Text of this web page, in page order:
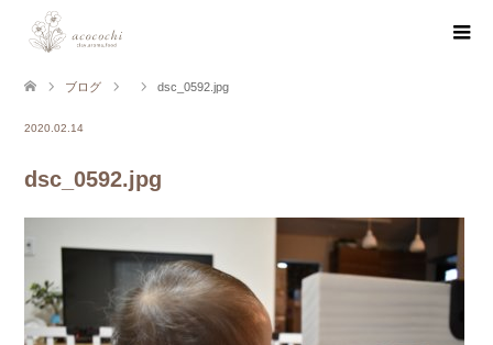
ブログ dsc_0592.jpg
2020.02.14
dsc_0592.jpg